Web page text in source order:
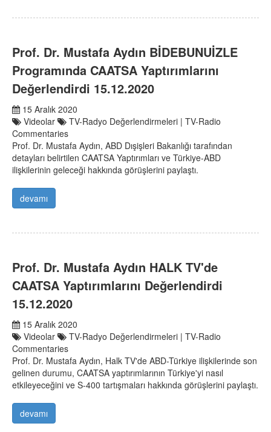
Prof. Dr. Mustafa Aydın BİDEBUNUİZLE
Programında CAATSA Yaptırımlarını
Değerlendirdi 15.12.2020
15 Aralık 2020
Videolar
TV-Radyo Değerlendirmeleri | TV-Radio
Commentaries
Prof. Dr. Mustafa Aydın, ABD Dışişleri Bakanlığı tarafından
detayları belirtilen CAATSA Yaptırımları ve Türkiye-ABD
ilişkilerinin geleceği hakkında görüşlerini paylaştı.
devamı
Prof. Dr. Mustafa Aydın HALK TV'de
CAATSA Yaptırımlarını Değerlendirdi
15.12.2020
15 Aralık 2020
Videolar
TV-Radyo Değerlendirmeleri | TV-Radio
Commentaries
Prof. Dr. Mustafa Aydın, Halk TV'de ABD-Türkiye ilişkilerinde son
gelinen durumu, CAATSA yaptırımlarının Türkiye'yi nasıl
etkileyeceğini ve S-400 tartışmaları hakkında görüşlerini paylaştı.
devamı